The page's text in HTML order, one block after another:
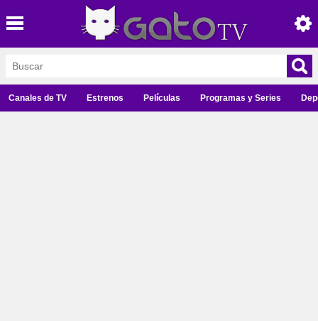
Canales de TV Estrenos Películas Programas y Series